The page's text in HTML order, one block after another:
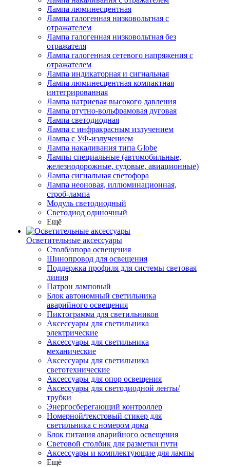
Лампа люминесцентная
Лампа галогенная низковольтная с
отражателем
Лампа галогенная низковольтная без
отражателя
Лампа галогенная сетевого напряжения с
отражателем
Лампа индикаторная и сигнальная
Лампа люминесцентная компактная
интегрированная
Лампа натриевая высокого давления
Лампа ртутно-вольфрамовая дуговая
Лампа светодиодная
Лампа с инфракрасным излучением
Лампа с УФ-излучением
Лампа накаливания типа Globe
Лампы специальные (автомобильные,
железнодорожные, судовые, авиационные)
Лампа сигнальная светофора
Лампа неоновая, иллюминационная,
строб-лампа
Модуль светодиодный
Светодиод одиночный
Ещё
Осветительные аксессуары
Столб/опора освещения
Шинопровод для освещения
Поддержка профиля для системы световая
линия
Патрон ламповый
Блок автономный светильника
аварийного освещения
Пиктограмма для светильников
Аксессуары для светильника
электрические
Аксессуары для светильника
механические
Аксессуары для светильника
светотехнические
Аксессуары для опор освещения
Аксессуары для светодиодной ленты/
трубки
Энергосберегающий контроллер
Номерной/текстовый стикер для
светильника с номером дома
Блок питания аварийного освещения
Световой столбик для разметки пути
Аксессуары и комплектующие для лампы
Ещё